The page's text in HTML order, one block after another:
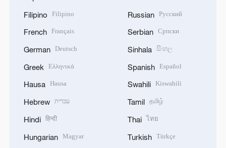
Filipino Filipino
French Français
German Deutsch
Greek Ελληνικά
Hausa Hausa
Hebrew עברית
Hindi हिन्दी
Hungarian Magyar
Russian Русский
Serbian Српски
Sinhala සිංහල
Spanish Español
Swahili Kiswahili
Tamil தமிழ்
Thai ไทย
Turkish Türkçe